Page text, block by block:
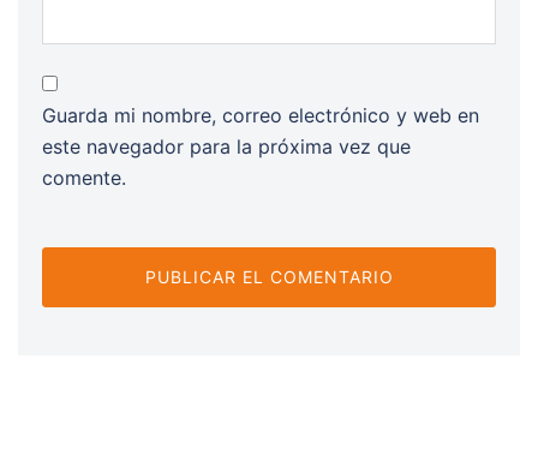
Guarda mi nombre, correo electrónico y web en
este navegador para la próxima vez que
comente.